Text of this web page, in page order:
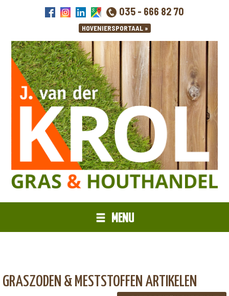
035 - 666 82 70
MENU
GRASZODEN & MESTSTOFFEN ARTIKELEN